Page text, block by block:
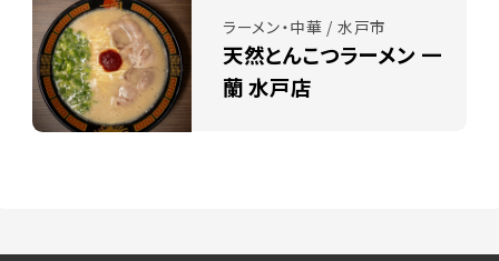
ラーメン・中華 / 水戸市
天然とんこつラーメン 一
蘭 水戸店